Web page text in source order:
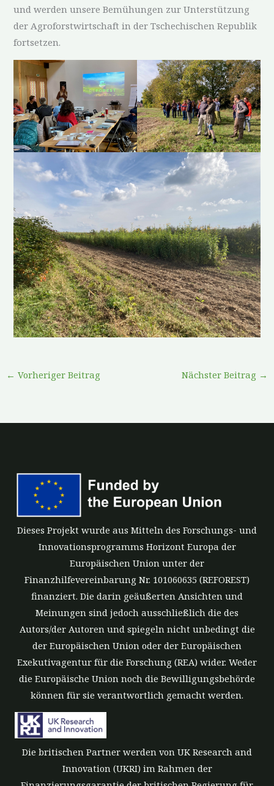
und werden unsere Bemühungen zur Unterstützung
der Agroforstwirtschaft in der Tschechischen Republik
fortsetzen.
← Vorheriger Beitrag Nächster Beitrag →
Dieses Projekt wurde aus Mitteln des Forschungs- und
Innovationsprogramms Horizont Europa der
Europäischen Union unter der
Finanzhilfevereinbarung Nr. 101060635 (REFOREST)
finanziert. Die darin geäußerten Ansichten und
Meinungen sind jedoch ausschließlich die des
Autors/der Autoren und spiegeln nicht unbedingt die
der Europäischen Union oder der Europäischen
Exekutivagentur für die Forschung (REA) wider. Weder
die Europäische Union noch die Bewilligungsbehörde
können für sie verantwortlich gemacht werden.
Die britischen Partner werden von UK Research and
Innovation (UKRI) im Rahmen der